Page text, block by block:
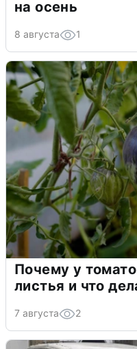
на осень
8 августа 1
Почему у
листья и что
7 августа 2